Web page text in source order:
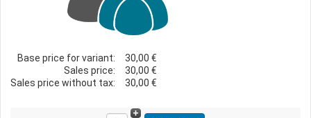
Base price for variant:
30,00 €
Sales price:
30,00 €
Sales price without tax:
30,00 €